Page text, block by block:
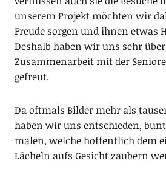
unserem Projekt möchten wir
Freude sorgen und ihnen etwas
Deshalb haben wir uns sehr
Zusammenarbeit mit der
gefreut.
Da oftmals Bilder mehr als
haben wir uns entschieden,
malen, welche hoffentlich dem
Lächeln aufs Gesicht zaubern